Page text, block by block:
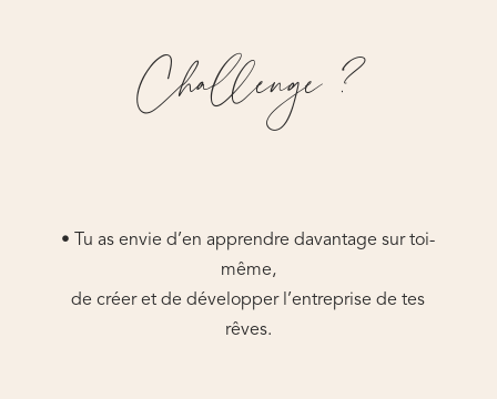
Challenge ?
• Tu as envie d’en apprendre davantage sur toi-
même,
de créer et de développer l’entreprise de tes
rêves.